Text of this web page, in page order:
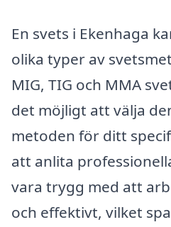
En svets i Ekenhaga
olika typer av
MIG, TIG och MMA
det möjligt att välja
metoden för ditt
att anlita
vara trygg med att
och effektivt, vilket